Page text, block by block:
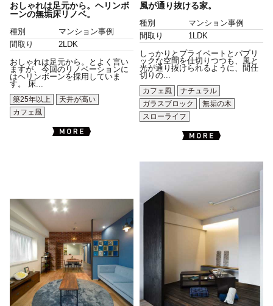
おしゃれは足元から。ヘリンボ
ーンの無垢床リノベ。
種別
マンション事例
間取り
2LDK
おしゃれは足元から。とよく言い
ますが、今回のリノベーションに
はヘリンボーンを採用していま
す。 床...
築25年以上
天井が高い
カフェ風
風が通り抜ける家。
種別
マンション事例
間取り
1LDK
しっかりとプライベートとパブリ
ックな空間を仕切りつつも、風と
光が通り抜けられるように、間仕
切りの...
カフェ風
ナチュラル
ガラスブロック
無垢の木
スローライフ